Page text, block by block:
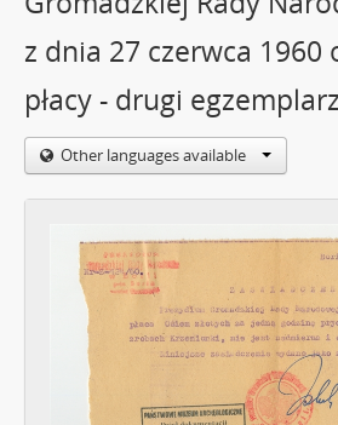
z dnia 27 czerwca 1960
płacy - drugi egzemplarz
Other languages available